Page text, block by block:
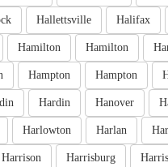
Halifax
Hallettsville
Hamilton
Hamilton
Hampton
Hampton
Hanover
Hardin
Harlan
Harlowton
Harrisburg
Harrison